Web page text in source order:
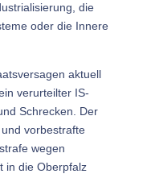
die
oder die Innere
aktuell
verurteilter IS-
Schrecken. Der
vorbestrafte
wegen
in die Oberpfalz